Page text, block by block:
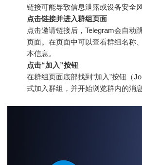
链接可能导致信息泄露或设备安全风
点击链接并进入群组页面
点击邀请链接后，Telegram会自动
页面。在页面中可以查看群组名称
本信息。
点击“加入”按钮
在群组页面底部找到“加入”按钮（
式加入群组，并开始浏览群内的消